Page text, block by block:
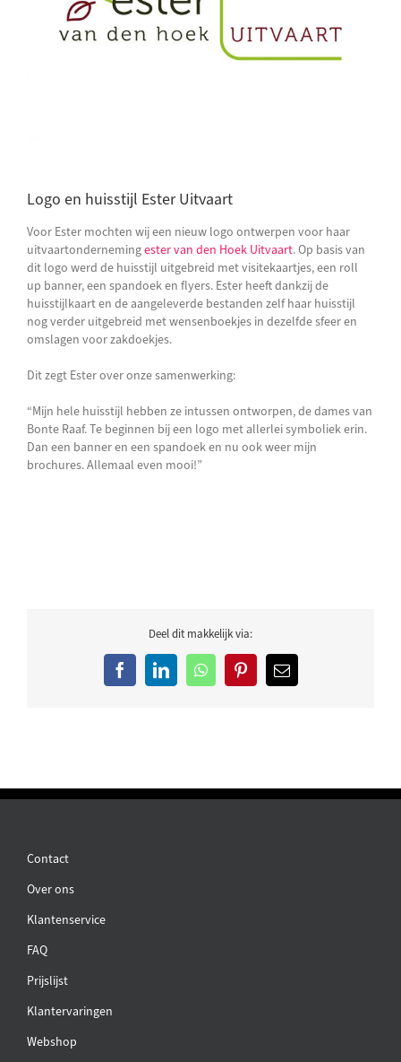
Logo en huisstijl Ester Uitvaart
Voor Ester mochten wij een nieuw logo ontwerpen voor haar
uitvaartondernemingester van den Hoek Uitvaart. Op basis van
dit logo werd de huisstijl uitgebreid met visitekaartjes, een roll
up banner, een spandoek en flyers. Ester heeft dankzij de
huisstijlkaart en de aangeleverde bestanden zelf haar huisstijl
nog verder uitgebreid met wensenboekjes in dezelfde sfeer en
omslagen voor zakdoekjes.
Dit zegt Ester over onze samenwerking:
“Mijn hele huisstijl hebben ze intussen ontworpen, de dames van
Bonte Raaf. Te beginnen bij een logo met allerlei symboliek erin.
Dan een banner en een spandoek en nu ook weer mijn
brochures. Allemaal even mooi!”
Deel dit makkelijk via:
FacebookLinkedInWhatsAppPinterest
E-
Contact
Over ons
Klantenservice
FAQ
Prijslijst
Klantervaringen
Webshop